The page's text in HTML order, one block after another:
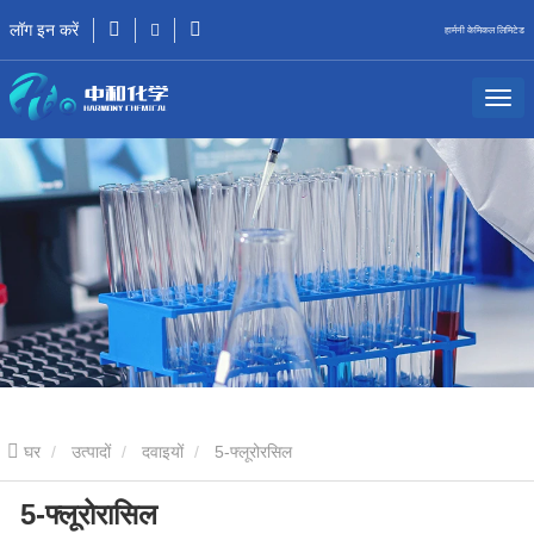
लॉग इन करें हार्मनी केमिकल लिमिटेड
घर उत्पादों दवाइयों 5-फ्लूरोरसिल
5-फ्लूरोरासिल